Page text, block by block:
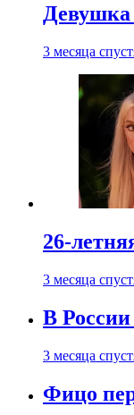
Девушка
3 месяца
26-
3 месяца
В
3 месяца
Фицо